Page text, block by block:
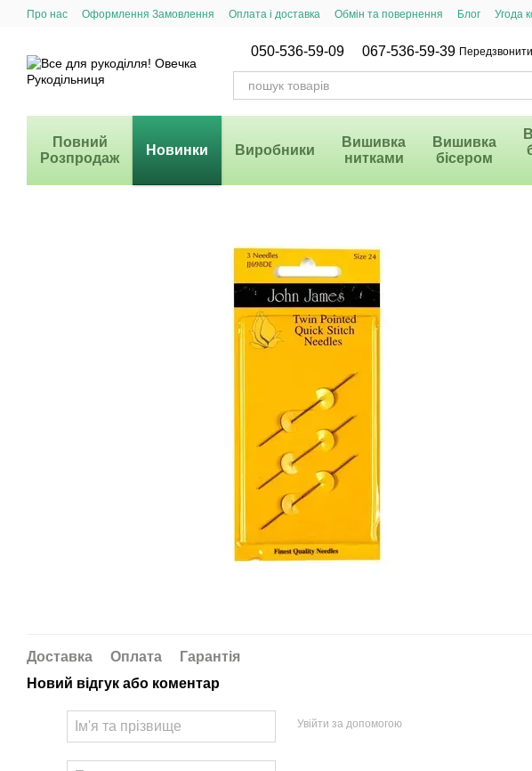
Перейти до основного контенту
Про нас Оформлення Замовлення Оплата і доставка Обмін та повернення Блог Угода
050-536-59-09 067-536-59-39
Повний
Розпродаж
Новинки Виробники
Вишивка
нитками
Вишивка
бісером
Доставка Оплата
Гарантія
Новий відгук або коментар
Увійти за допомогою